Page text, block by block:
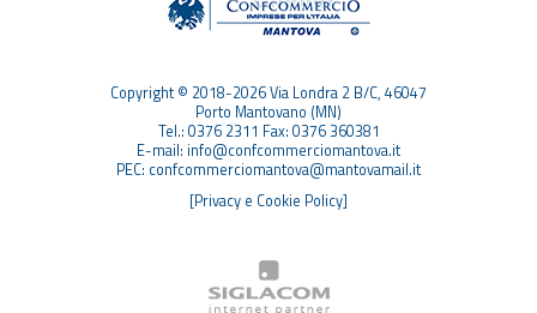
Copyright © 2018-2026 Via Londra 2 B/C, 46047
Porto Mantovano (MN)
Tel.: 0376 2311 Fax: 0376 360381
E-mail: info@confcommerciomantova.it
PEC: confcommerciomantova@mantovamail.it
[Privacy e Cookie Policy]